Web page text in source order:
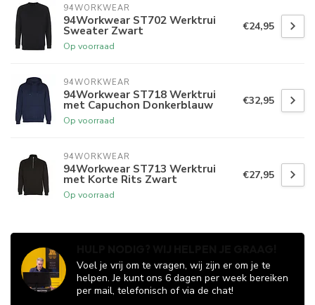
94WORKWEAR
94Workwear ST702 Werktrui
Sweater Zwart
Op voorraad
€24,95
94WORKWEAR
94Workwear ST718 Werktrui
met Capuchon Donkerblauw
Op voorraad
€32,95
94WORKWEAR
94Workwear ST713 Werktrui
met Korte Rits Zwart
Op voorraad
€27,95
Voel je vrij om te vragen, wij zijn er om je te
helpen. Je kunt ons 6 dagen per week bereiken
per mail, telefonisch of via de chat!